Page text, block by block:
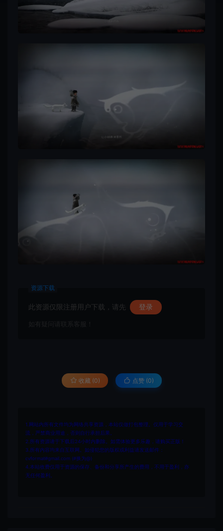
资源下载
此资源仅限注册用户下载，请先 登录
如有疑问请联系客服！
收藏 (0) 点赞 (0)
1.网站内所有文件均为网络共享资源，本站仅做打包整理。仅用于学习交
流，严禁商业用途，否则自行承担后果。
2.所有资源请于下载后24小时内删除。如需体验更多乐趣，请购买正版！
3.所有内容均来自互联网。如侵犯您的版权或利益请发送邮件：
cvformat#gmail.com (#换为@)
4.本站收费仅用于资源的保存、备份和分享所产生的费用，不用于盈利，亦
无任何盈利。